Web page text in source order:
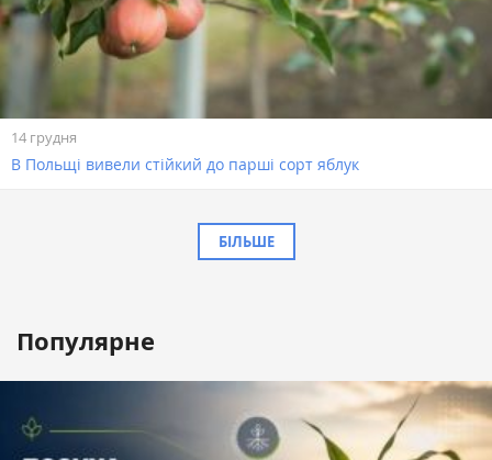
14 грудня
В Польщі вивели стійкий до парші сорт яблук
БІЛЬШЕ
Популярне